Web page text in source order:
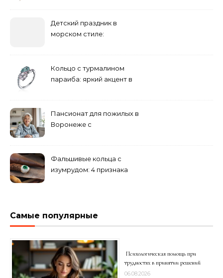
Детский праздник в
морском стиле:
Кольцо с турмалином
параиба: яркий акцент в
Пансионат для пожилых в
Воронеже с
Фальшивые кольца с
изумрудом: 4 признака
Самые популярные
Психологическая помощь при
трудностях в принятии решений
06.08.2026